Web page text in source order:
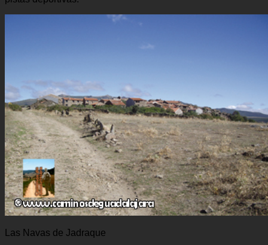
Las Navas de Jadraque